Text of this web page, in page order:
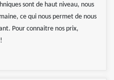
sont de haut niveau, nous
ce qui nous permet de nous
Pour connaitre nos prix,